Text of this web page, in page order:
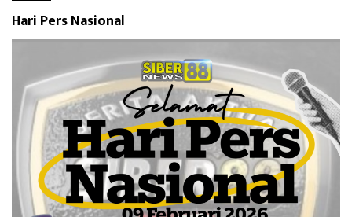
Hari Pers Nasional